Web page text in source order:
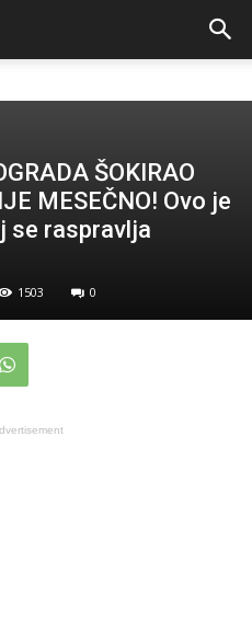
ŠOKIRAO
MESEČNO! Ovo je
se raspravlja
1503 0